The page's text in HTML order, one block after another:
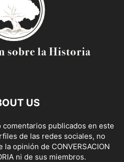
US
publicados en este
de las redes sociales, no
opinión de CONVERSACION
ni de sus miembros.